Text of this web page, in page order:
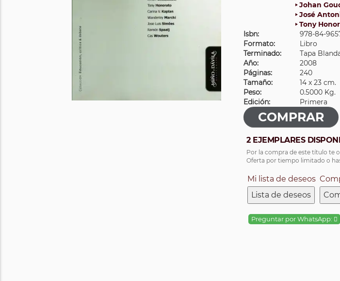
Johan
José
Tony
Isbn:
978-84-
Formato:
Libro
Terminado:
Tapa
Año:
2008
Páginas:
240
Tamaño:
14 x 23 cm.
Peso:
0.5000 Kg.
Edición:
Primera
2 EJEMPLARES
Por la compra de este título te
Oferta por tiempo limitado o
Mi lista de deseos
Lista de deseos
Preguntar por WhatsApp: